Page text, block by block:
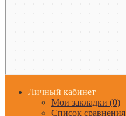
Личный кабинет
Мои закладки (0)
Список сравнения